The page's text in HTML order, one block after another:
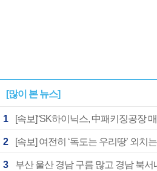
[많이 본 뉴스]
1 [속보]“SK하이닉스, 中패키징공장
2
3